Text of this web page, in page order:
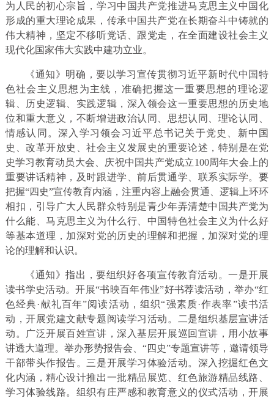
为人民的初心宗旨，学习中国共产党推进马克思主义中国化
形成的重大理论成果，传承中国共产党在长期奋斗中铸就的
伟大精神，坚定不移听党话、跟党走，在全面建设社会主义
现代化国家伟大实践中建功立业。
《通知》明确，要以学习宣传贯彻习近平新时代中国特
色社会主义思想为主线，准确把握这一重要思想的理论逻
辑、历史逻辑、实践逻辑，深入领会这一重要思想的历史地
位和重大意义，不断增进政治认同、思想认同、理论认同、
情感认同。深入学习领会习近平总书记关于党史、新中国
史、改革开放史、社会主义发展史的重要论述，特别是在党
史学习教育动员大会、庆祝中国共产党成立100周年大会上的
重要讲话精神，及时跟进学、前后贯通学、联系实际学。要
把握“四史”宣传教育内涵，注重内容上融会贯通、逻辑上环环
相扣，引导广大人民群众特别是青少年弄清楚中国共产党为
什么能、马克思主义为什么行、中国特色社会主义为什么好
等基本道理，加深对党的历史的理解和把握，加深对党的理
论的理解和认识。
《通知》指出，要组织好各项宣传教育活动。一是开展
读书学史活动。开展“书映百年伟业”好书荐读活动，举办“红
色经典·献礼百年”阅读活动，组织“强素质·作表率”读书活
动，开展党建文献专题阅读学习活动。二是组织基层宣讲活
动。广泛开展百姓宣讲，深入基层开展巡回宣讲，用小故事
讲透大道理。举办形势报告会、“四史”专题宣讲等，邀请领导
干部带头作报告。三是开展学习体验活动。深入挖掘红色文
化内涵，精心设计推出一批精品展览、红色旅游精品线路、
学习体验线路。组织有庄严感和教育意义的仪式活动，开展